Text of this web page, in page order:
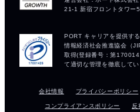
会社情報 プライバシーポリシー
コンプライアンスポリシー 反